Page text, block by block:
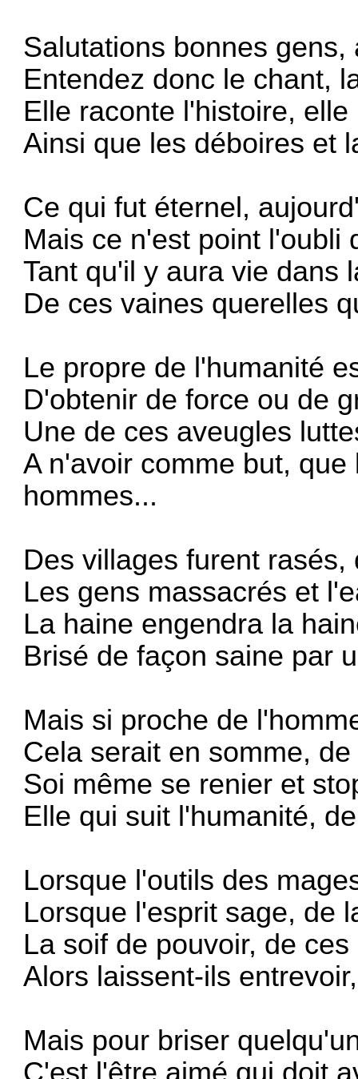
Salutations bonnes
Entendez donc le chant,
Elle raconte l'histoire,
Ainsi que les déboires et
Ce qui fut éternel,
Mais ce n'est point l'oubli
Tant qu'il y aura vie dans
De ces vaines querelles
Le propre de l'humanité
D'obtenir de force ou de
Une de ces aveugles
A n'avoir comme but,
hommes...
Des villages furent
Les gens massacrés et
La haine engendra la
Brisé de façon saine par
Mais si proche de
Cela serait en somme,
Soi même se renier et
Elle qui suit l'humanité,
Lorsque l'outils des
Lorsque l'esprit sage, de
La soif de pouvoir, de
Alors laissent-ils
Mais pour briser
C'est l'être aimé qui doit